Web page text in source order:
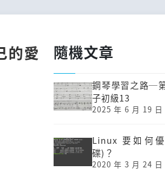
的愛 隨機文章
鋼琴學習之路─
子初級13
2025 年 6 月 19 日
Linux 要如何
碟)？
2020 年 3 月 24 日